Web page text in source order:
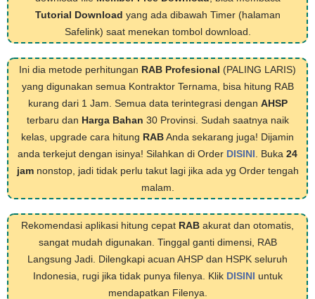
Tutorial Download yang ada dibawah Timer (halaman
Safelink) saat menekan tombol download.
Ini dia metode perhitungan RAB Profesional (PALING LARIS)
yang digunakan semua Kontraktor Ternama, bisa hitung RAB
kurang dari 1 Jam. Semua data terintegrasi dengan AHSP
terbaru dan Harga Bahan 30 Provinsi. Sudah saatnya naik
kelas, upgrade cara hitung RABAnda sekarang juga! Dijamin
anda terkejut dengan isinya! Silahkan di Order DISINI . Buka 24
jamnonstop, jadi tidak perlu takut lagi jika ada yg Order tengah
malam.
Rekomendasi aplikasi hitung cepat RAB akurat dan otomatis,
sangat mudah digunakan. Tinggal ganti dimensi, RAB
Langsung Jadi. Dilengkapi acuan AHSP dan HSPK seluruh
Indonesia, rugi jika tidak punya filenya. Klik DISINI untuk
mendapatkan Filenya.